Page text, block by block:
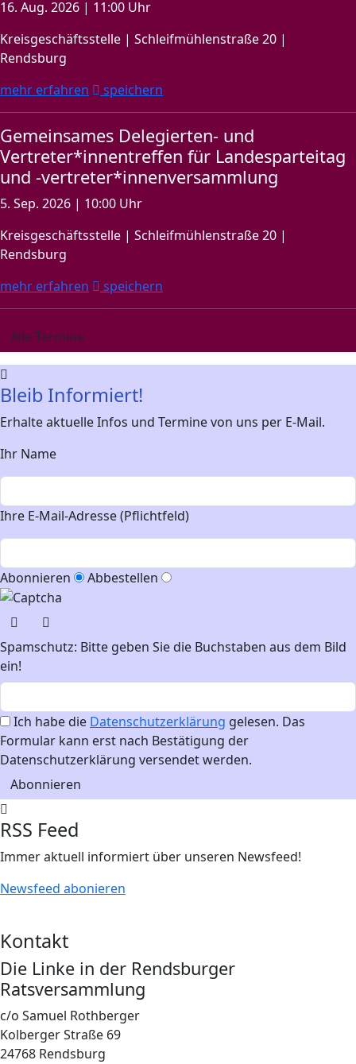
16. Aug. 2026 | 11:00 Uhr
Kreisgeschäftsstelle | Schleifmühlenstraße 20 |
Rendsburg
mehr erfahren
speichern
Gemeinsames Delegierten- und
Vertreter*innentreffen für Landesparteitag
und -vertreter*innenversammlung
5. Sep. 2026 | 10:00 Uhr
Kreisgeschäftsstelle | Schleifmühlenstraße 20 |
Rendsburg
mehr erfahren
speichern
Alle Termine
Bleib Informiert!
Erhalte aktuelle Infos und Termine von uns per E-Mail.
Ihr Name
Ihre E-Mail-Adresse (Pflichtfeld)
Abonnieren Abbestellen
Spamschutz: Bitte geben Sie die Buchstaben aus dem Bild
ein!
Ich habe die Datenschutzerklärung gelesen. Das
Formular kann erst nach Bestätigung der
Datenschutzerklärung versendet werden.
Abonnieren
RSS Feed
Immer aktuell informiert über unseren Newsfeed!
Newsfeed abonieren
Kontakt
Die Linke in der Rendsburger
Ratsversammlung
c/o Samuel Rothberger
Kolberger Straße 69
24768 Rendsburg